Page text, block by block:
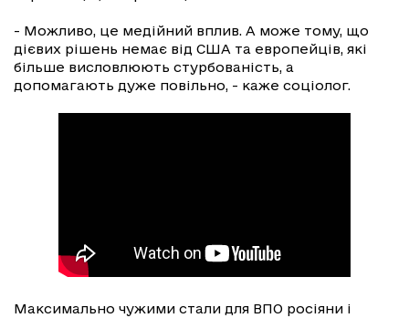
- Можливо, це медійний вплив. А може тому, що
дієвих рішень немає від США та европейців, які
більше висловлюють стурбованість, а
допомагають дуже повільно, - каже соціолог.
Максимально чужими стали для ВПО росіяни і